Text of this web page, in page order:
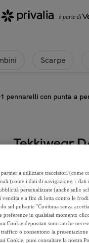
Scarpe
pennarelli con punta a
Tekkiwear
Set di 20+1
miscelare
e calligrafia.
29,99 €
00
partner a utilizzare tracciatori
(come i dati di navigazione, i
personalizzate (anche sullo
e a fini di lotta contro le
sul pulsante "Continua senza
in qualsiasi momento
Cookie depositati sono anche
o consentono la
Cookie, puoi consultare la nostra